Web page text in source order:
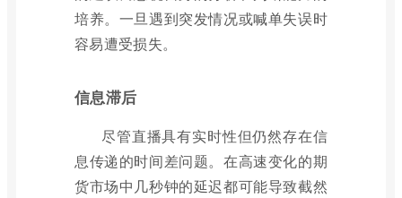
培养。一旦遇到突发情况或喊单失误时
容易遭受损失。
信息滞后
尽管直播具有实时性但仍然存在信
息传递的时间差问题。在高速变化的期
货市场中几秒钟的延迟都可能导致截然